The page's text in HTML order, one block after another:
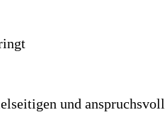
und